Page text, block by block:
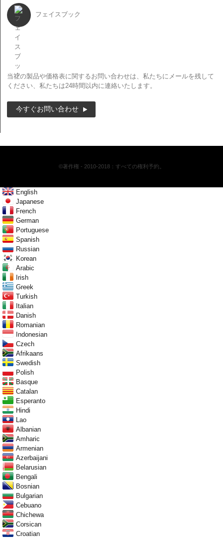
フェイスブック
ニュースレター
当社の製品や価格表に関するお問い合わせは、私たちにメールを残して
ください、私たちは24時間以内に連絡いたします。
今すぐお問い合わせ
©著作権 - 2010-2018：すべての権利予約。
English
Japanese
French
German
Portuguese
Spanish
Russian
Korean
Arabic
Irish
Greek
Turkish
Italian
Danish
Romanian
Indonesian
Czech
Afrikaans
Swedish
Polish
Basque
Catalan
Esperanto
Hindi
Lao
Albanian
Amharic
Armenian
Azerbaijani
Belarusian
Bengali
Bosnian
Bulgarian
Cebuano
Chichewa
Corsican
Croatian